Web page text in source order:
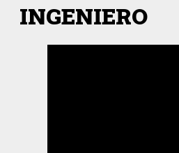
INGENIERO